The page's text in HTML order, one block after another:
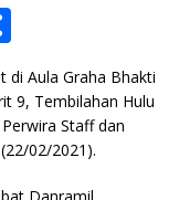
h
ar
e
di Aula Graha Bhakti
9, Tembilahan Hulu
Staff dan
02/2021).